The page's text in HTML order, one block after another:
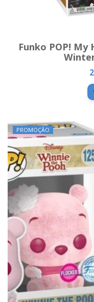
Funko POP! My
PROMOÇÃO